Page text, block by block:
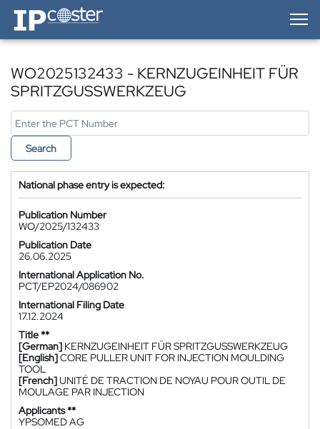
IP-Coster — Home
WO2025132433 - KERNZUGEINHEIT FÜR
SPRITZGUSSWERKZEUG
Search
National phase entry is expected:
Publication Number
WO/2025/132433
Publication Date
26.06.2025
International Application No.
PCT/EP2024/086902
International Filing Date
17.12.2024
Title **
[German] KERNZUGEINHEIT FÜR SPRITZGUSSWERKZEUG
[English]CORE PULLER UNIT FOR INJECTION MOULDING
TOOL
[French]UNITÉ DE TRACTION DE NOYAU POUR OUTIL DE
MOULAGE PAR INJECTION
Applicants **
YPSOMED AG